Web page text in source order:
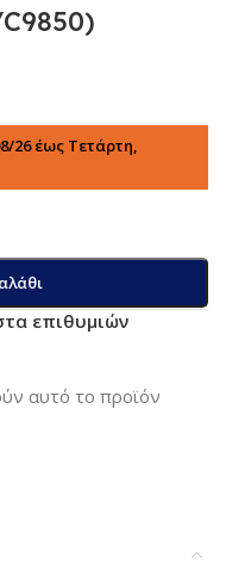
26 έως Τετάρτη,
επιθυμιών
αυτό το προϊόν